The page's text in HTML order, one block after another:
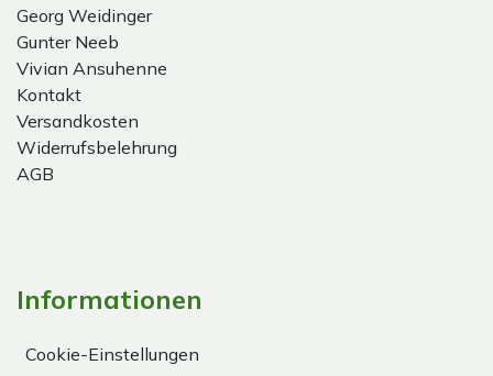
Georg Weidinger
Gunter Neeb
Vivian Ansuhenne
Kontakt
Versandkosten
Widerrufsbelehrung
AGB
Informationen
Cookie-Einstellungen